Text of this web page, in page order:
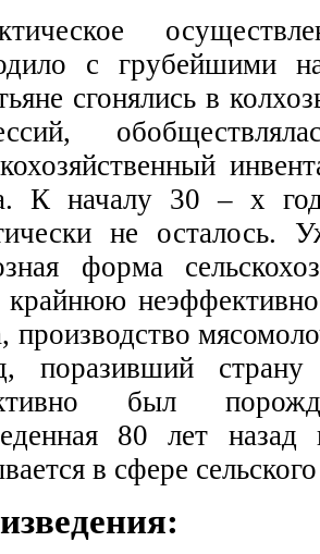
с грубейшими
сгонялись в
К началу 30 – х
не осталось.
форма
производство
поразивший
был
80 лет назад
в сфере